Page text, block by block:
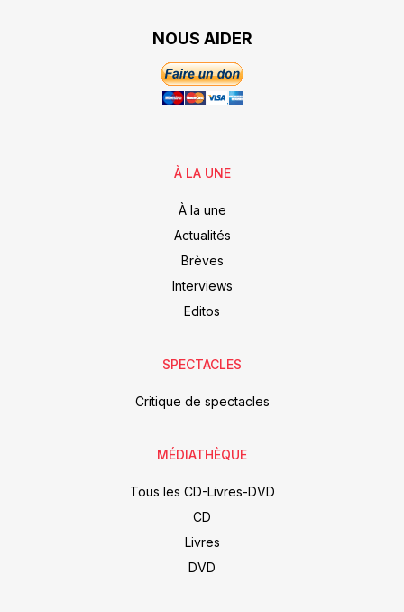
NOUS AIDER
À LA UNE
À la une
Actualités
Brèves
Interviews
Editos
SPECTACLES
Critique de spectacles
MÉDIATHÈQUE
Tous les CD-Livres-DVD
CD
Livres
DVD